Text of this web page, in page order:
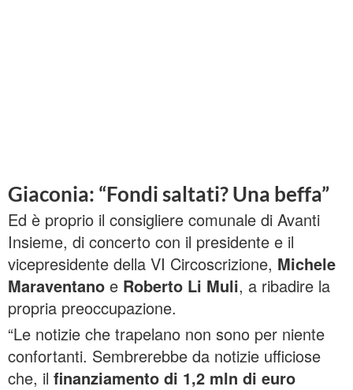
Giaconia: “Fondi saltati? Una beffa”
Ed è proprio il consigliere comunale di Avanti
Insieme, di concerto con il presidente e il
vicepresidente della VI Circoscrizione, Michele
Maraventano e Roberto Li Muli, a ribadire la
propria preoccupazione.
“Le notizie che trapelano non sono per niente
confortanti. Sembrerebbe da notizie ufficiose
che, il finanziamento di 1,2 mln di euro